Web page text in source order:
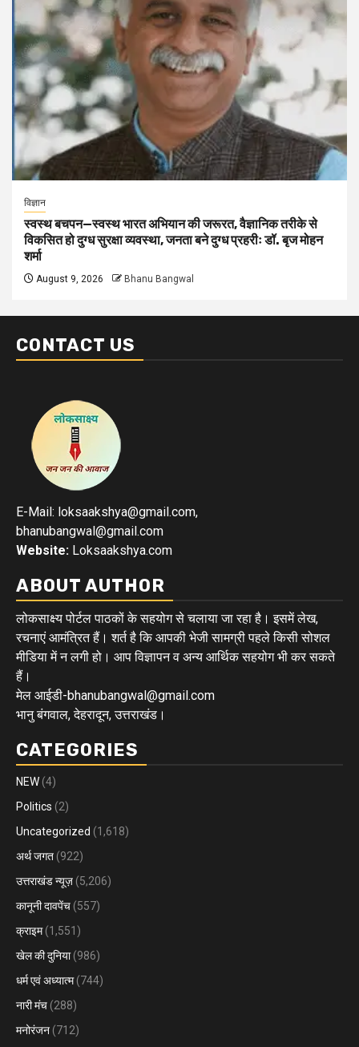
विज्ञान
स्वस्थ बचपन—स्वस्थ भारत अभियान की जरूरत, वैज्ञानिक तरीके से
विकसित हो दुग्ध सुरक्षा व्यवस्था, जनता बने दुग्ध प्रहरीः डॉ. बृज मोहन
शर्मा
August 9, 2026 Bhanu Bangwal
CONTACT US
E-Mail: loksaakshya@gmail.com,
bhanubangwal@gmail.com
Website: Loksaakshya.com
ABOUT AUTHOR
लोकसाक्ष्य पोर्टल पाठकों के सहयोग से चलाया जा रहा है। इसमें लेख,
रचनाएं आमंत्रित हैं। शर्त है कि आपकी भेजी सामग्री पहले किसी सोशल
मीडिया में न लगी हो। आप विज्ञापन व अन्य आर्थिक सहयोग भी कर सकते
हैं।
मेल आईडी-bhanubangwal@gmail.com
भानु बंगवाल, देहरादून, उत्तराखंड।
CATEGORIES
NEW (4)
Politics (2)
Uncategorized (1,618)
अर्थ जगत (922)
उत्तराखंड न्यूज़ (5,206)
कानूनी दावपेंच (557)
क्राइम(1,551)
खेल की दुनिया(986)
धर्म एवं अध्यात्म(744)
नारी मंच (288)
मनोरंजन (712)